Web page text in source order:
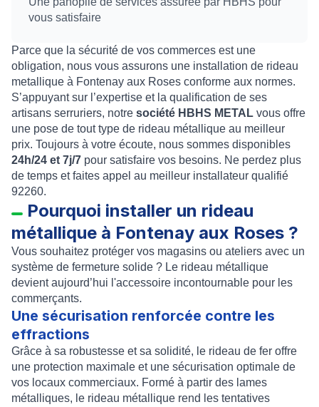
vous satisfaire
Parce que la sécurité de vos commerces est une
obligation, nous vous assurons une installation de rideau
metallique à Fontenay aux Roses conforme aux normes.
S’appuyant sur l’expertise et la qualification de ses
artisans serruriers, notre société HBHS METAL vous offre
une pose de tout type de rideau métallique au meilleur
prix. Toujours à votre écoute, nous sommes disponibles
24h/24 et 7j/7 pour satisfaire vos besoins. Ne perdez plus
de temps et faites appel au meilleur installateur qualifié
92260.
Pourquoi installer un rideau
métallique à Fontenay aux Roses ?
Vous souhaitez protéger vos magasins ou ateliers avec un
système de fermeture solide ? Le rideau métallique
devient aujourd’hui l'accessoire incontournable pour les
commerçants.
Une sécurisation renforcée contre les
effractions
Grâce à sa robustesse et sa solidité, le rideau de fer offre
une protection maximale et une sécurisation optimale de
vos locaux commerciaux. Formé à partir des lames
métalliques, le rideau métallique rend les tentatives